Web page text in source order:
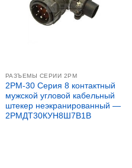
РАЗЪЕМЫ СЕРИИ 2PM
2PM-30 Серия 8 контактный
мужской угловой кабельный
штекер неэкранированный —
2РМДТ30КУН8Ш7В1В